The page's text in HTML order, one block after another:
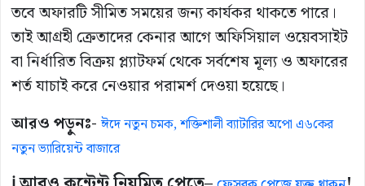
তবে অফারটি সীমিত সময়ের জন্য কার্যকর থাকতে পারে।
তাই আগ্রহী ক্রেতাদের কেনার আগে অফিসিয়াল ওয়েবসাইট
বা নির্ধারিত বিক্রয় প্ল্যাটফর্ম থেকে সর্বশেষ মূল্য ও অফারের
শর্ত যাচাই করে নেওয়ার পরামর্শ দেওয়া হয়েছে।
আরও পড়ুনঃ-ঈদে নতুন চমক, শক্তিশালী ব্যাটারির অপো এ৬কের
নতুন ভ্যারিয়েন্ট বাজারে